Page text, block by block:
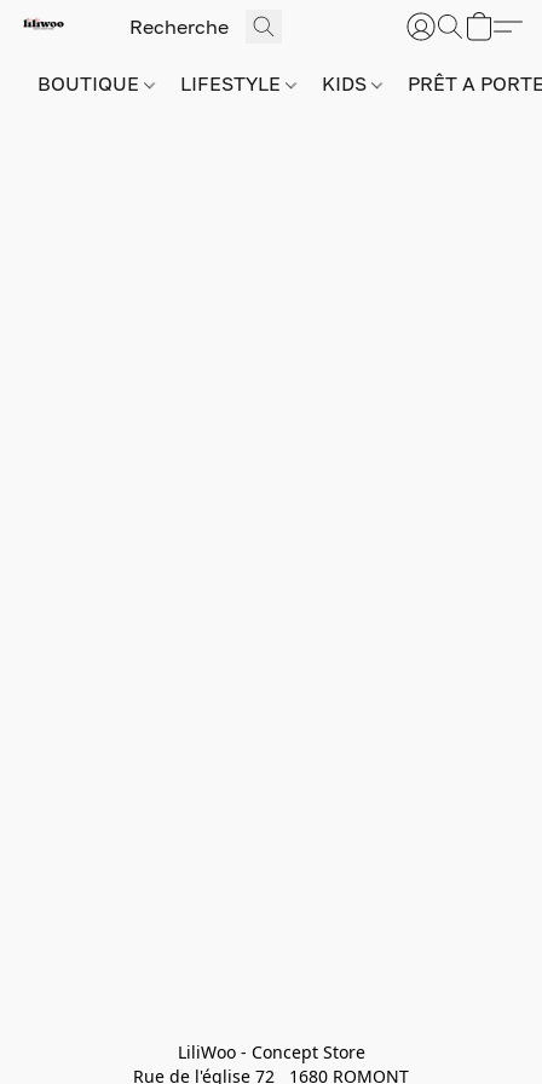
BOUTIQUE LIFESTYLE KIDS PRÊT A
LiliWoo - Concept Store
Rue de l'église 72   1680 ROMONT